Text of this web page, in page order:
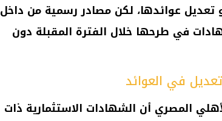
عوائدها، لكن مصادر رسمية من داخل
في طرحها خلال الفترة المقبلة دون
في العوائد
المصري أن الشهادات الاستثمارية ذات